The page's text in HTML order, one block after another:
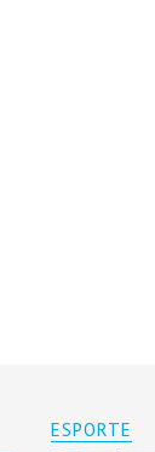
ESPORTE